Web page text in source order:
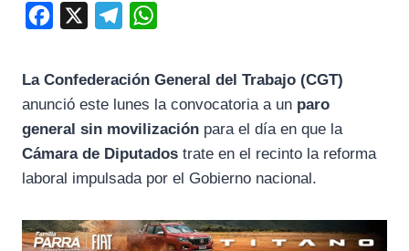
b
o
o
g
r
a
s
A
p
La Confederación General del Trabajo (CGT)
anunció este lunes la convocatoria a un paro
general sin movilización para el día en que la
Cámara de Diputados trate en el recinto la reforma
laboral impulsada por el Gobierno nacional.